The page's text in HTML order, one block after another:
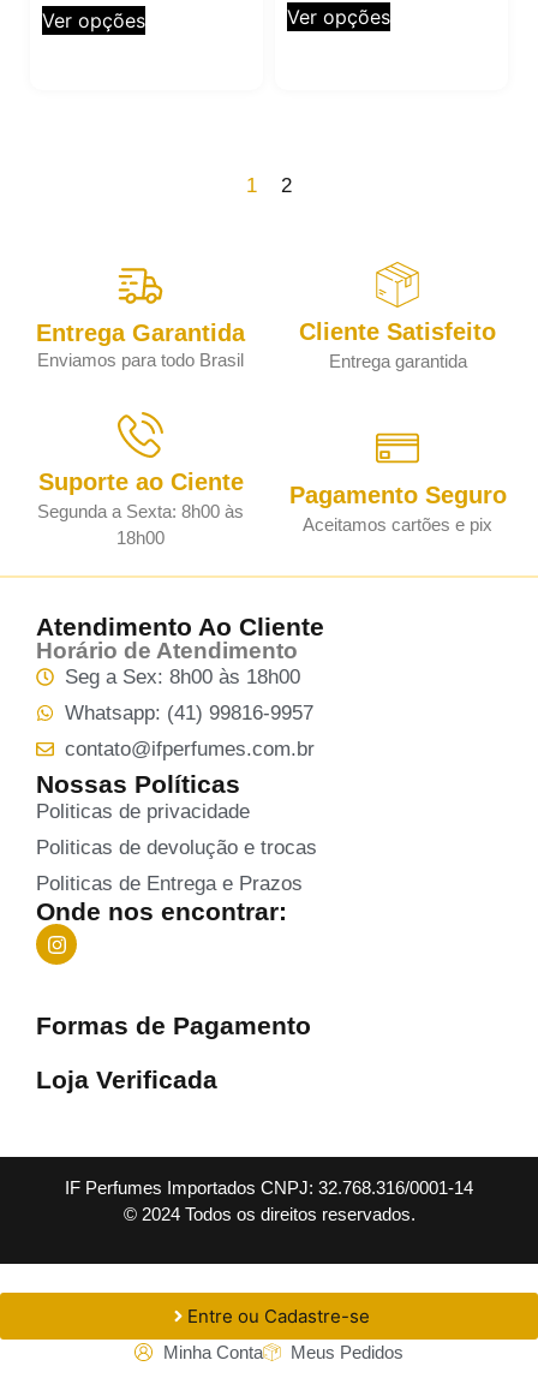
Ver opções
Ver opções
1 2
Entrega Garantida
Enviamos para todo Brasil
Cliente Satisfeito
Entrega garantida
Suporte ao Ciente
Segunda a Sexta: 8h00 às
18h00
Pagamento Seguro
Aceitamos cartões e pix
Atendimento Ao Cliente
Horário de Atendimento
Seg a Sex: 8h00 às 18h00
Whatsapp: (41) 99816-9957
contato@ifperfumes.com.br
Nossas Políticas
Politicas de privacidade
Politicas de devolução e trocas
Politicas de Entrega e Prazos
Onde nos encontrar:
Formas de Pagamento
Loja Verificada
IF Perfumes Importados CNPJ: 32.768.316/0001-14
© 2024 Todos os direitos reservados.
Entre ou Cadastre-se
Minha Conta Meus Pedidos